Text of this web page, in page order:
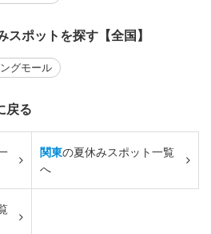
ポットを探す【全国】
グモール
戻る
関東の夏休みスポット一覧
へ